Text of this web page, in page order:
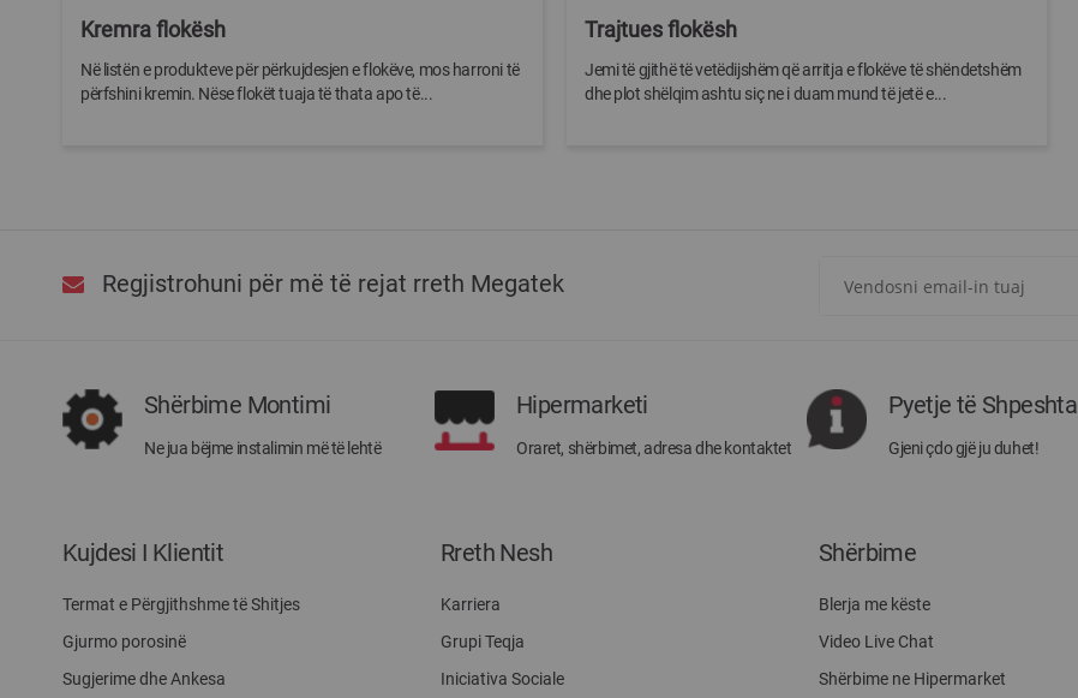
Kremra flokësh
Në listën e produkteve për përkujdesjen e flokëve, mos harroni të
përfshini kremin. Nëse flokët tuaja të thata apo të...
Trajtues flokësh
Jemi të gjithë të vetëdijshëm që arritja e flokëve të shëndetshëm
dhe plot shëlqim ashtu siç ne i duam mund të jetë e...
Regjistrohuni për më të rejat rreth Megatek
rreth
Megatek:
Shërbime Montimi
Ne jua bëjme instalimin më të lehtë
Hipermarketi
Oraret, shërbimet, adresa dhe kontaktet
Pyetje të Shpeshta
Gjeni çdo gjë ju duhet!
Kujdesi I Klientit
Termat e Përgjithshme të Shitjes
Gjurmo porosinë
Sugjerime dhe Ankesa
Rreth Nesh
Karriera
Grupi Teqja
Iniciativa Sociale
Shërbime
Blerja me këste
Video Live Chat
Shërbime ne Hipermarket